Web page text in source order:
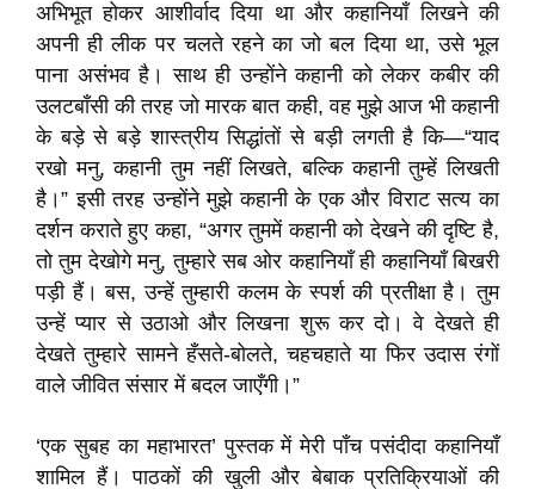
अभिभूत होकर आशीर्वाद दिया था और कहानियाँ लिखने की
अपनी ही लीक पर चलते रहने का जो बल दिया था, उसे भूल
पाना असंभव है। साथ ही उन्होंने कहानी को लेकर कबीर की
उलटबाँसी की तरह जो मारक बात कही, वह मुझे आज भी कहानी
के बड़े से बड़े शास्त्रीय सिद्धांतों से बड़ी लगती है कि—“याद
रखो मनु, कहानी तुम नहीं लिखते, बल्कि कहानी तुम्हें लिखती
है।” इसी तरह उन्होंने मुझे कहानी के एक और विराट सत्य का
दर्शन कराते हुए कहा, “अगर तुममें कहानी को देखने की दृष्टि है,
तो तुम देखोगे मनु, तुम्हारे सब ओर कहानियाँ ही कहानियाँ बिखरी
पड़ी हैं। बस, उन्हें तुम्हारी कलम के स्पर्श की प्रतीक्षा है। तुम
उन्हें प्यार से उठाओ और लिखना शुरू कर दो। वे देखते ही
देखते तुम्हारे सामने हँसते-बोलते, चहचहाते या फिर उदास रंगों
वाले जीवित संसार में बदल जाएँगी।”
‘एक सुबह का महाभारत’ पुस्तक में मेरी पाँच पसंदीदा कहानियाँ
शामिल हैं। पाठकों की खुली और बेबाक प्रतिक्रियाओं की